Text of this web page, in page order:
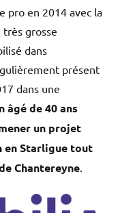
pro en 2014 avec la
grosse
dans
présent
dans une
âgé de 40 ans
un projet
en Starligue tout
Chantereyne